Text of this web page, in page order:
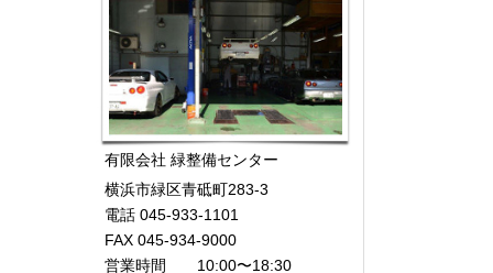
有限会社 緑整備センター
横浜市緑区青砥町283-3
電話 045-933-1101
FAX 045-934-9000
営業時間 10:00〜18:30